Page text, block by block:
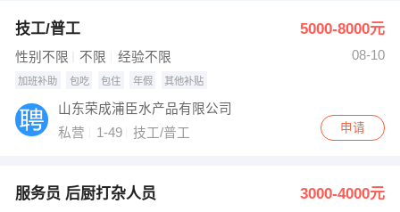
技工/普工 5000-8000元
性别不限 不限 经验不限 08-10
加班补助 包吃 包住 年假 其他补贴
山东荣成浦臣水产品有限公司
私营
1-49 技工/普工 申请
服务员 后厨打杂人员 3000-4000元